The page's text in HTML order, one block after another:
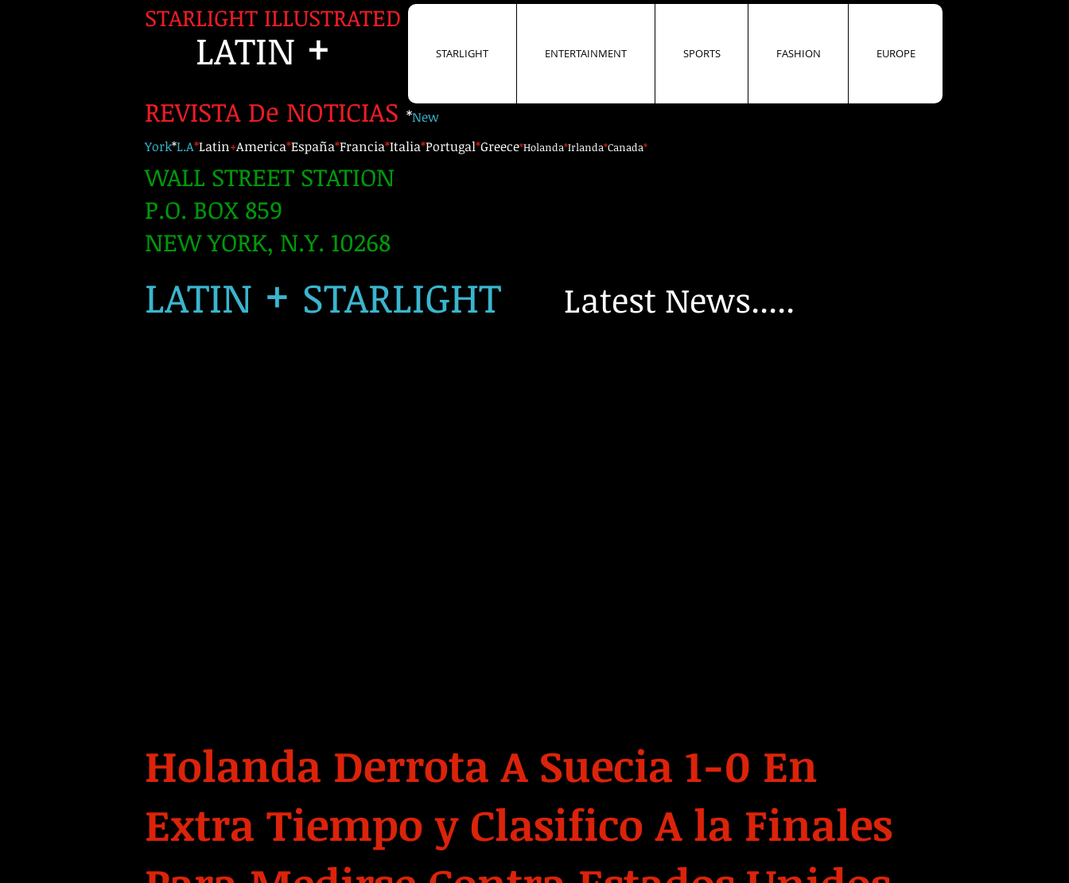
STARLIGHT ILLUSTRATED
LATIN +
REVISTA De NOTICIAS *New
York*L.A*Latin+America*España*Francia*Italia*Portugal*Greece*Holanda*Irlanda*Canada*
WALL STREET STATION
P.O. BOX 859
NEW YORK, N.Y. 10268
STARLIGHT ENTERTAINMENT SPORTS FASHION EUROPE
LATIN + STARLIGHT Latest News.....
Holanda Derrota A Suecia 1-0 En
Extra Tiempo y Clasifico A la Finales